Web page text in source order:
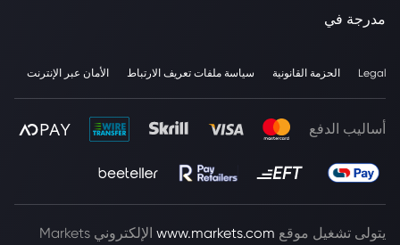
مدرجة في
Legal الحزمة القانونية سياسة ملفات تعريف الارتباط الأمان عبر الإنترنت
أساليب الدفع
يتولى تشغيل موقع www.markets.com
الإلكتروني Markets